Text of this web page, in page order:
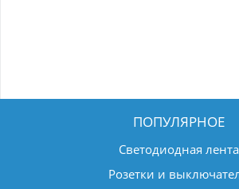
ПОПУЛЯРНОЕ
Светодиодная лента
Розетки и